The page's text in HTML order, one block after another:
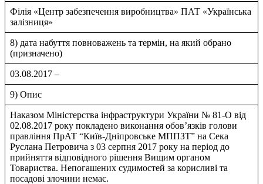
Фiлiя «Центр забезпечення виробництва» ПАТ «Українська
залiзниця»
8) дата набуття повноважень та термін, на який обрано
(призначено)
03.08.2017 –
9) Опис
Наказом Мiнiстерства iнфраструктури України № 81-О вiд
02.08.2017 року покладено виконання обов’язкiв голови
правлiння ПрАТ “Київ-Днiпровське МППЗТ” на Cека
Руслана Петровича з 03 серпня 2017 року на перiод до
прийняття вiдповiдного рiшення Вищим органом
Товариства. Непогашених судимостей за корисливi та
посадовi злочини немає.